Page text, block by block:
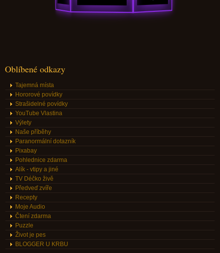
Oblíbené odkazy
Tajemná místa
Hororové povídky
Strašidelné povídky
YouTube Vlastina
Výlety
Naše příběhy
Paranormální dotazník
Pixabay
Pohlednice zdarma
Alík - vtipy a jiné
TV Déčko živě
Předveď zvíře
Recepty
Moje Audio
Čtení zdarma
Puzzle
Život je pes
BLOGGER U KRBU